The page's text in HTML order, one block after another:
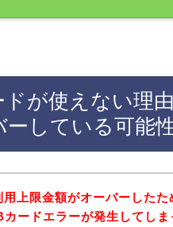
が使えない理
している可能性
上限金額がオーバーしたた
ードエラーが発生してしま